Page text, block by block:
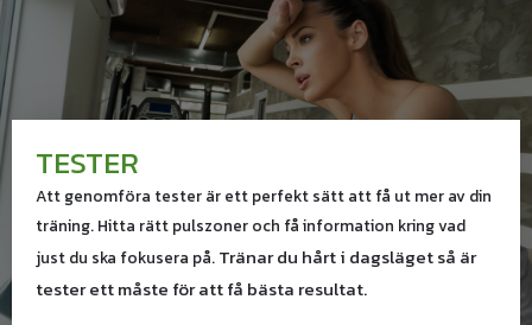
TESTER
Att genomföra tester är ett perfekt sätt att få ut mer av din
träning. Hitta rätt pulszoner och få information kring vad
just du ska fokusera på. Tränar du hårt i dagsläget så är
tester ett måste för att få bästa resultat.